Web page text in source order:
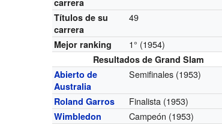
carrera
Títulos de su
carrera
49
Mejor ranking 1° (1954)
Resultados de Grand Slam
Abierto de
Australia
Semifinales (1953)
Roland Garros Finalista (1953)
Wimbledon Campeón (1953)